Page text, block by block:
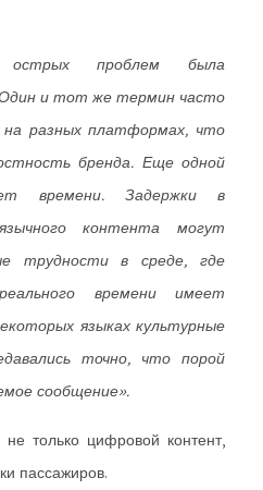
проблем была
и тот же термин часто
на разных платформах, что
бренда. Еще одной
времени. Задержки в
контента могут
трудности в среде, где
времени имеет
языках культурные
точно, что порой
сообщение».
только цифровой контент,
пассажиров.